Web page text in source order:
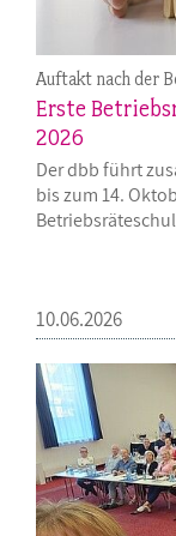
Auftakt nach der
Erste
2026
Der dbb führt
bis zum 14.
10.06.2026